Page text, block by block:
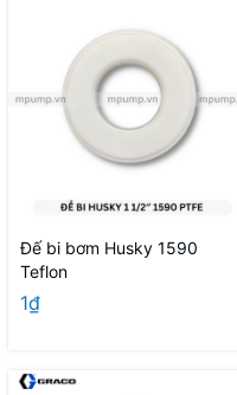
Đế bi bơm Husky 1590
Teflon
1₫